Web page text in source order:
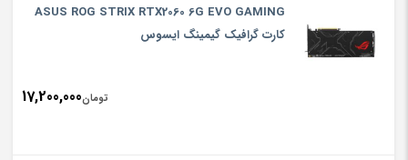
ASUS ROG STRIX RTX2060 6G EVO GAMING
کارت گرافیک گیمینگ ایسوس
تومان17,200,000